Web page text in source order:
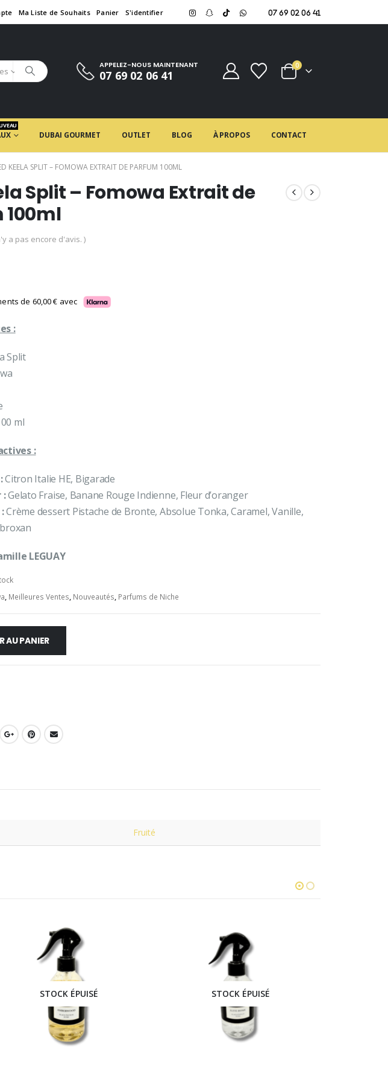
Ma Liste de Souhaits Panier S'identifier 07 69 02 06 41
APPELEZ-NOUS MAINTENANT
07 69 02 06 41
0
DUBAI GOURMET OUTLET BLOG À PROPOS CONTACT
KEELA SPLIT – FOMOWA EXTRAIT DE PARFUM 100ML
Split – Fomowa Extrait de
a pas encore d'avis. )
de 60,00€ avec
:
Split
ml
:
Citron Italie HE, Bigarade
:Gelato Fraise, Banane Rouge Indienne, Fleur d’oranger
:Crème dessert Pistache de Bronte, Absolue Tonka, Caramel, Vanille,
LEGUAY
, Meilleures Ventes, Nouveautés, Parfums de Niche
AU PANIER
Fruité
STOCK ÉPUISÉ STOCK ÉPUISÉ